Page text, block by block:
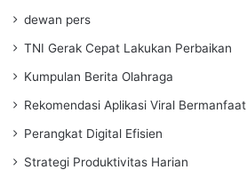
dewan pers
TNI Gerak Cepat Lakukan Perbaikan
Kumpulan Berita Olahraga
Rekomendasi Aplikasi Viral Bermanfaat
Perangkat Digital Efisien
Strategi Produktivitas Harian